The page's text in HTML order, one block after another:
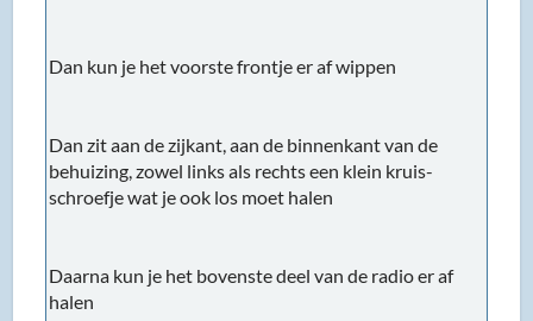
Dan kun je het voorste frontje er af wippen
Dan zit aan de zijkant, aan de binnenkant van de
behuizing, zowel links als rechts een klein kruis-
schroefje wat je ook los moet halen
Daarna kun je het bovenste deel van de radio er af
halen